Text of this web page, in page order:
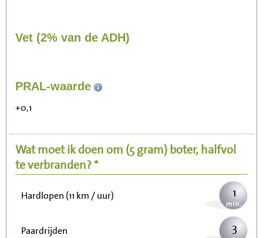
Vet (2% van de ADH)
PRAL-waarde
+0,1
Wat moet ik doen om (5 gram)boter, halfvol
te verbranden? *
Zitten, tv kijken
Wandelen (5 km/uur) 3
Hardlopen (11 km / uur) 1
Paardrijden 3